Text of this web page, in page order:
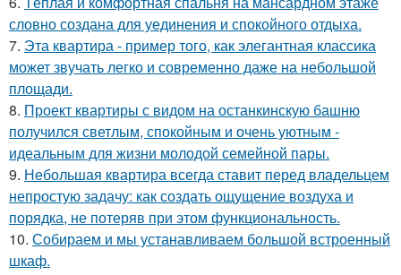
словно создана для уединения и спокойного отдыха.
7. Эта квартира - пример того, как элегантная классика
может звучать легко и современно даже на небольшой
площади.
8. Проект квартиры с видом на останкинскую башню
получился светлым, спокойным и очень уютным -
идеальным для жизни молодой семейной пары.
9. Небольшая квартира всегда ставит перед владельцем
непростую задачу: как создать ощущение воздуха и
порядка, не потеряв при этом функциональность.
10. Собираем и мы устанавливаем большой встроенный
шкаф.